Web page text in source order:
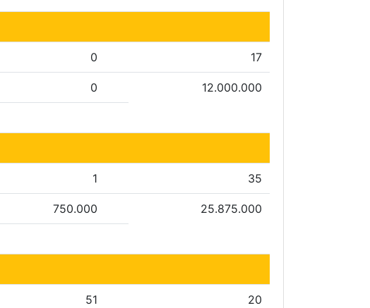
0 17
0 12.000.000
1 35
750.000 25.875.000
51 20